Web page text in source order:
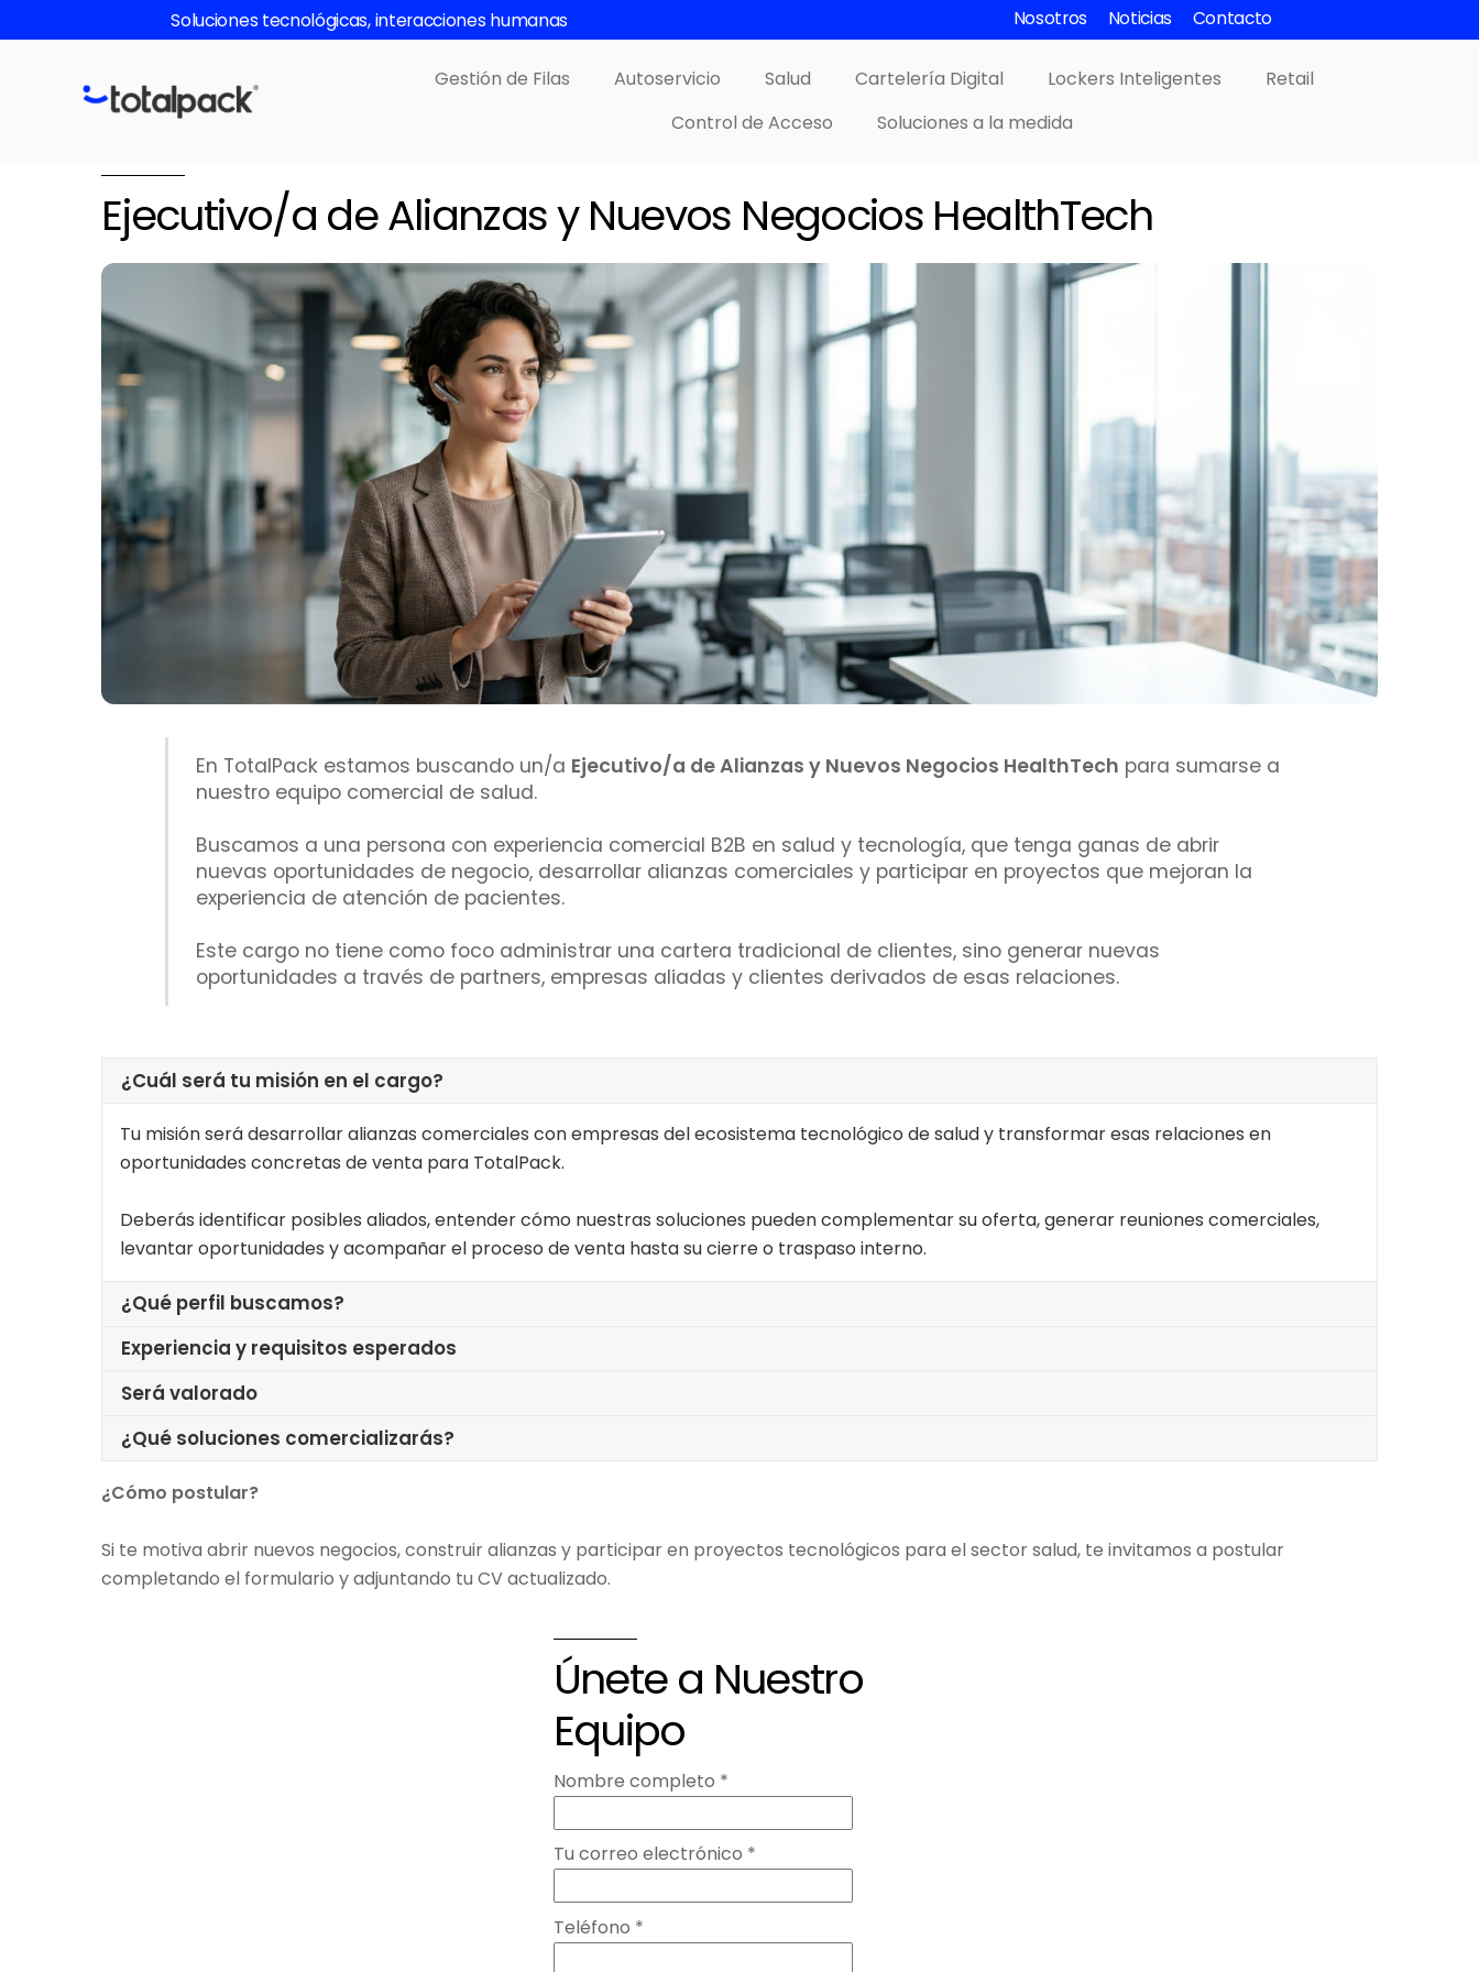
to
Soluciones tecnológicas, interacciones humanas Nosotros Noticias Contacto
Gestión de Filas Autoservicio Salud Cartelería Digital Lockers Inteligentes
Retail
Control de Acceso
Soluciones a la medida
Ejecutivo/a de Alianzas y Nuevos Negocios HealthTech
En TotalPack estamos buscando un/a Ejecutivo/a de Alianzas y Nuevos Negocios HealthTech para sumarse a
nuestro equipo comercial de salud.
Buscamos a una persona con experiencia comercial B2B en salud y tecnología, que tenga ganas de abrir
nuevas oportunidades de negocio, desarrollar alianzas comerciales y participar en proyectos que mejoran la
experiencia de atención de pacientes.
Este cargo no tiene como foco administrar una cartera tradicional de clientes, sino generar nuevas
oportunidades a través de partners, empresas aliadas y clientes derivados de esas relaciones.
¿Cuál será tu misión en el cargo?
Tu misión será desarrollar alianzas comerciales con empresas del ecosistema tecnológico de salud y transformar esas relaciones en
oportunidades concretas de venta para TotalPack.
Deberás identificar posibles aliados, entender cómo nuestras soluciones pueden complementar su oferta, generar reuniones comerciales,
levantar oportunidades y acompañar el proceso de venta hasta su cierre o traspaso interno.
¿Qué perfil buscamos?
Experiencia y requisitos esperados
Será valorado
¿Qué soluciones comercializarás?
¿Cómo postular?
Si te motiva abrir nuevos negocios, construir alianzas y participar en proyectos tecnológicos para el sector salud, te invitamos a postular
completando el formulario y adjuntando tu CV actualizado.
Únete a Nuestro
Equipo
Nombre completo *
Tu correo electrónico *
Teléfono *